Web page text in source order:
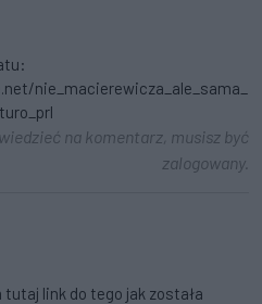
nie_macierewicza_ale_sama_
na komentarz, musisz być
zalogowany.
link do tego jak została